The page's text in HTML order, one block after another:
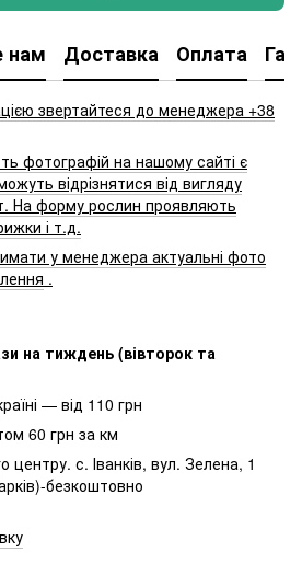
нам Доставка Оплата
звертайтеся до менеджера +38
фотографій на нашому сайті є
відрізнятися від вигляду
На форму рослин проявляють
і т.д.
у менеджера актуальні фото
.
на тиждень (вівторок та
— від 110 грн
60 грн за км
с. Іванків, вул. Зелена, 1
безкоштовно